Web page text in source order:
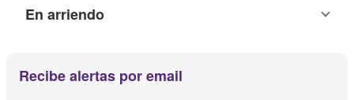
En arriendo
Recibe alertas por email